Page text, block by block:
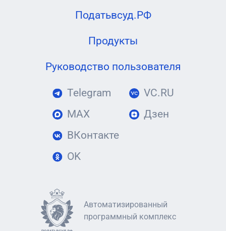
Податьвсуд.РФ
Продукты
Руководство пользователя
Telegram
MAX
ВКонтакте
OK
VC.RU
Дзен
Автоматизированный
программный комплекс